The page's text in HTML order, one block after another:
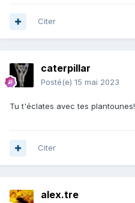
Citer
caterpillar
Posté(e) 15 mai 2023
Tu t'éclates avec tes plantounes!
Citer
alex.tre